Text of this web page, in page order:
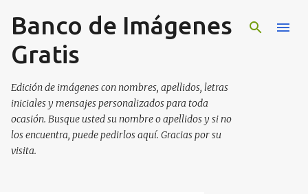
Ir al contenido principal
Banco de Imágenes
Gratis
Edición de imágenes con nombres, apellidos, letras
iniciales y mensajes personalizados para toda
ocasión. Busque usted su nombre o apellidos y si no
los encuentra, puede pedirlos aquí. Gracias por su
visita.